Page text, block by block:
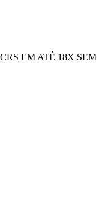
EM ATÉ 18X SEM